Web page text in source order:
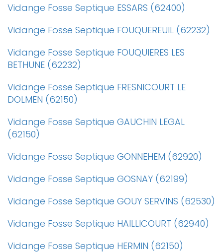
Vidange Fosse Septique ESSARS (62400)
Vidange Fosse Septique FOUQUEREUIL (62232)
Vidange Fosse Septique FOUQUIERES LES
BETHUNE (62232)
Vidange Fosse Septique FRESNICOURT LE
DOLMEN (62150)
Vidange Fosse Septique GAUCHIN LEGAL
(62150)
Vidange Fosse Septique GONNEHEM (62920)
Vidange Fosse Septique GOSNAY (62199)
Vidange Fosse Septique GOUY SERVINS (62530)
Vidange Fosse Septique HAILLICOURT (62940)
Vidange Fosse Septique HERMIN (62150)